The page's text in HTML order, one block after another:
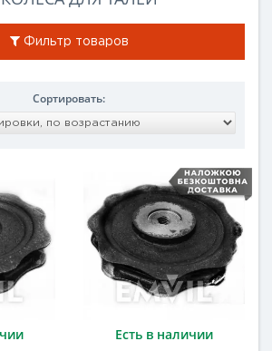
Фильтр товаров
Сортировать:
Есть в наличии